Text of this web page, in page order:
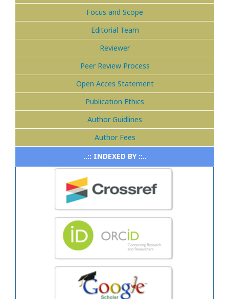
Focus and Scope
Editorial Team
Reviewer
Peer Review Process
Open Acces Statement
Publication Ethics
Author Guidlines
Author Fees
..:: INDEXED BY ::..